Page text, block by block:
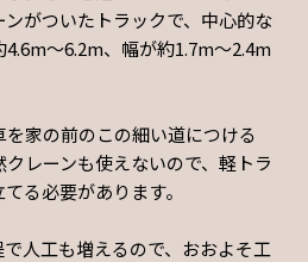
がついたトラックで、中心的な
〜6.2m、幅が約1.7m〜2.4m
家の前のこの細い道につける
レーンも使えないので、軽トラ
る必要があります。
人工も増えるので、おおよそ工